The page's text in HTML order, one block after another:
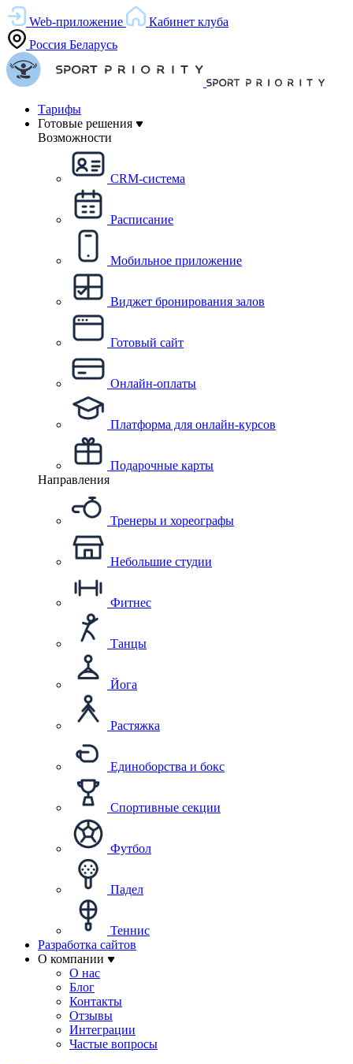
Web-приложение
Кабинет клуба
Россия Беларусь
Тарифы
Готовые решения
Возможности
CRM-система
Расписание
Мобильное приложение
Виджет бронирования залов
Готовый сайт
Онлайн-оплаты
Платформа для онлайн-курсов
Подарочные карты
Направления
Тренеры и хореографы
Небольшие студии
Фитнес
Танцы
Йога
Растяжка
Единоборства и бокс
Спортивные секции
Футбол
Падел
Теннис
Разработка сайтов
О компании
О нас
Блог
Контакты
Отзывы
Интеграции
Частые вопросы